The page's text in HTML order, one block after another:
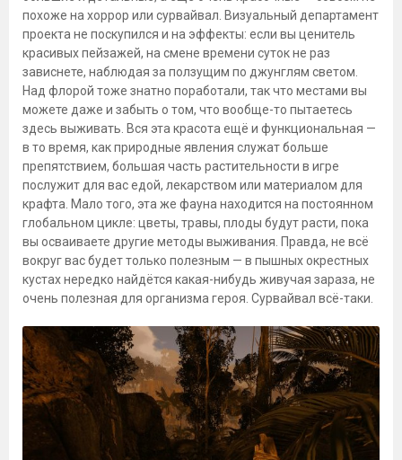
похоже на хоррор или сурвайвал. Визуальный департамент
проекта не поскупился и на эффекты: если вы ценитель
красивых пейзажей, на смене времени суток не раз
зависнете, наблюдая за ползущим по джунглям светом.
Над флорой тоже знатно поработали, так что местами вы
можете даже и забыть о том, что вообще-то пытаетесь
здесь выживать. Вся эта красота ещё и функциональная —
в то время, как природные явления служат больше
препятствием, большая часть растительности в игре
послужит для вас едой, лекарством или материалом для
крафта. Мало того, эта же фауна находится на постоянном
глобальном цикле: цветы, травы, плоды будут расти, пока
вы осваиваете другие методы выживания. Правда, не всё
вокруг вас будет только полезным — в пышных окрестных
кустах нередко найдётся какая-нибудь живучая зараза, не
очень полезная для организма героя. Сурвайвал всё-таки.